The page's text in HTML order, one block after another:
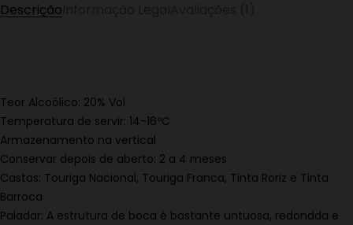
Descrição
Teor Alcoólico: 20% Vol
Temperatura de servir: 14-16ºC
Armazenamento na vertical
Conservar depois de aberto: 2 a 4 meses
Castas: Touriga Nacional, Touriga Franca, Tinta Roriz e Tinta
Barroca
Paladar: A estrutura de boca é bastante untuosa, redondda e